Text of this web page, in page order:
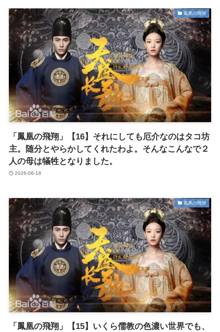
鳳凰の飛翔
「鳳凰の飛翔」【16】それにしても厄介なのはタコ坊
主。随分とやらかしてくれたわよ。そんなこんなで２
人の母は犠牲となりました。
2026-06-18
鳳凰の飛翔
「鳳凰の飛翔」【15】いくら儒教の色濃い世界でも、